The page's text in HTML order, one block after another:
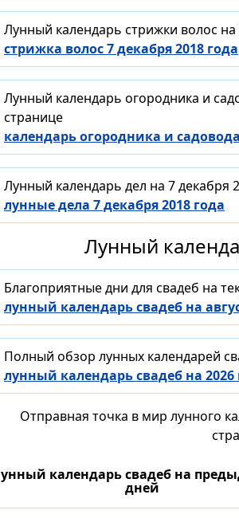
Лунный календарь стрижки волос
стрижка волос 7 декабря 2018 года
Лунный календарь огородника и
странице
календарь огородника и
Лунный календарь дел на 7 декабря
лунные дела 7 декабря 2018 года
Лунный
Благоприятные дни для свадеб на
лунный календарь свадеб на
Полный обзор лунных календарей
лунный календарь свадеб на 2026
Отправная точка в мир лунного
календарь свадеб на
дней